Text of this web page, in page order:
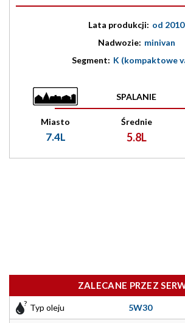
Lata produkcji: od 2010
Nadwozie: minivan
Segment: K (kompaktowe
SPALANIE
Miasto
7.4L
Średnie
5.8L
ZALECANE PRZEZ
Typ oleju 5W30